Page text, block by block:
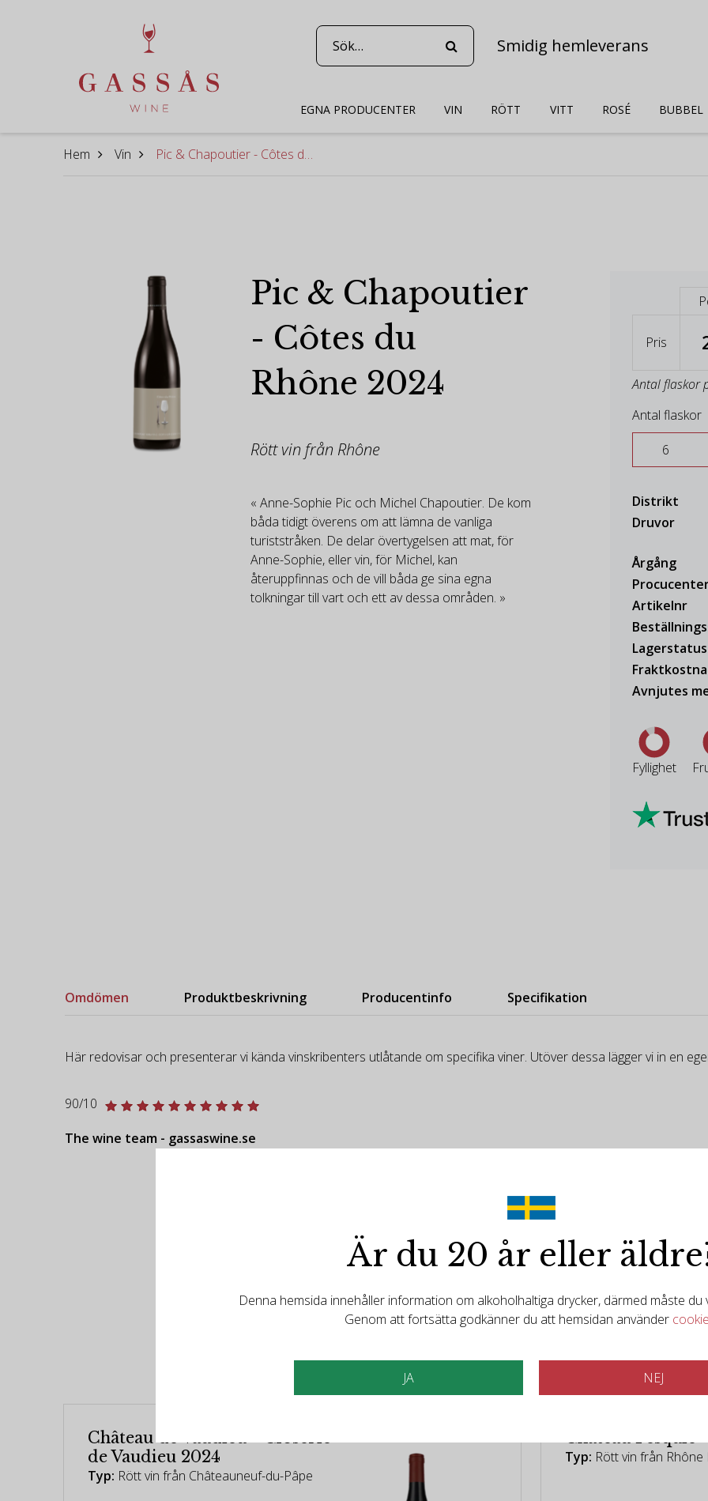
Smidig hemleverans
EGNA PRODUCENTER VIN RÖTT VITT ROSÉ BUBBEL
Hem Vin Pic & Chapoutier - Côtes du Rhône 2024
Pic & Chapoutier
- Côtes du
Rhône 2024
Rött vin från Rhône
« Anne-Sophie Pic och Michel Chapoutier. De kom
båda tidigt överens om att lämna de vanliga
turiststråken. De delar övertygelsen att mat, för
Anne-Sophie, eller vin, för Michel, kan
återuppfinnas och de vill båda ge sina egna
tolkningar till vart och ett av dessa områden. »
Pris
Antal flaskor
Antal flaskor
Distrikt
Druvor
Årgång
Artikelnr
Lagerstatus
Avnjutes
Fyllighet
Omdömen Produktbeskrivning Producentinfo Specifikation
Här redovisar och presenterar vi kända vinskribenters utlåtande om specifika viner. Utöver dessa lägger vi in en
90/10
The wine team - gassaswine.se
Det finns mer att upptäcka
Relaterade
Château de Vaudieu - Closerie
de Vaudieu 2024
Typ: Rött vin från Châteauneuf-du-Pâpe
Typ: Rött vin från Rhône
Är du 20 år eller
Denna hemsida innehåller information om alkoholhaltiga drycker, därmed måste du
Genom att fortsätta godkänner du att hemsidan använder
JA NEJ